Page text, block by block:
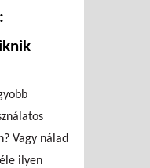
Vagy nálad
ilyen